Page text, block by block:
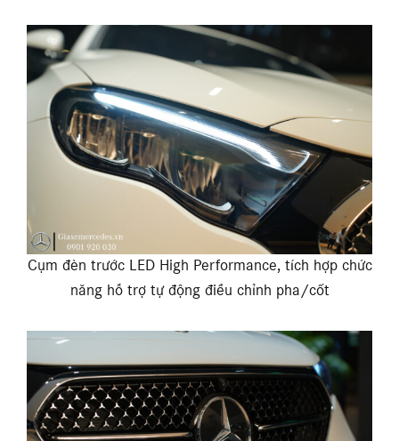
Cụm đèn trước LED High Performance, tích hợp chức
năng hỗ trợ tự động điều chỉnh pha/cốt